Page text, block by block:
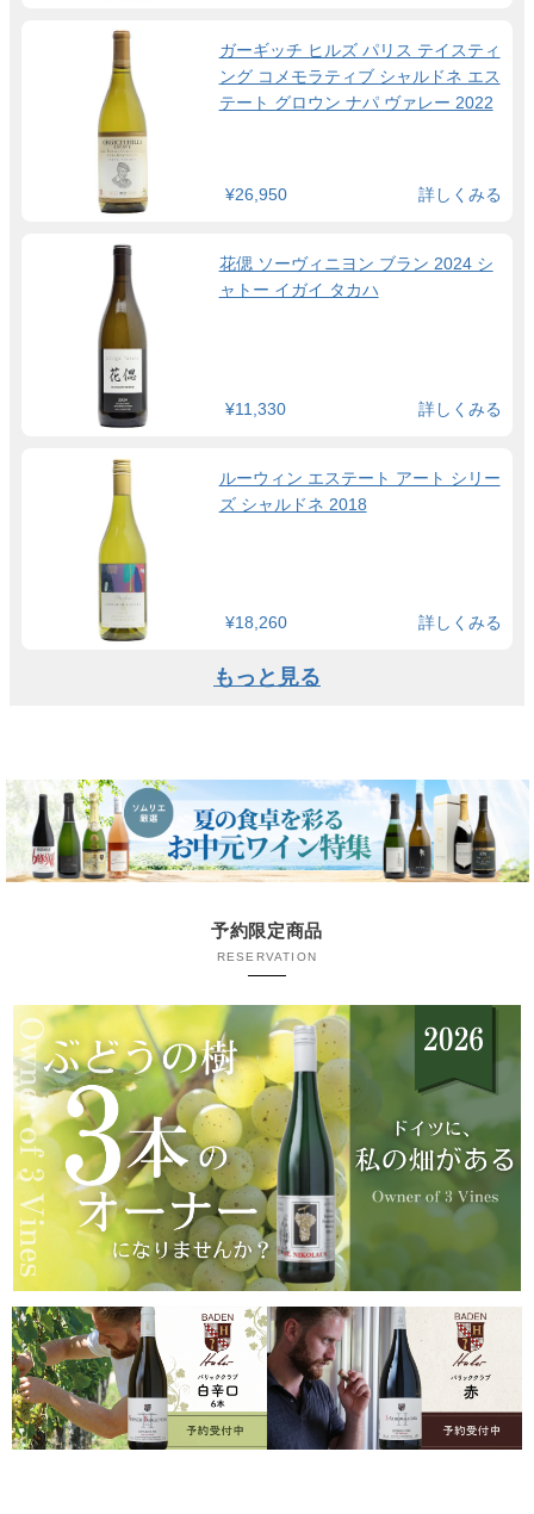
ガーギッチ ヒルズ パリス テイスティ
ング コメモラティブ シャルドネ エス
テート グロウン ナパ ヴァレー 2022
¥26,950 詳しくみる
花偲 ソーヴィニヨン ブラン 2024 シ
ャトー イガイ タカハ
¥11,330 詳しくみる
ルーウィン エステート アート シリー
ズ シャルドネ 2018
¥18,260 詳しくみる
もっと見る
予約限定商品
RESERVATION